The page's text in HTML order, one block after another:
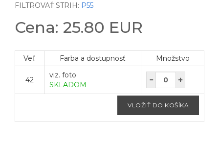
FILTROVAŤ STRIH: P55
Cena: 25.80 EUR
Veľ. Farba a dostupnosť Množstvo
42
viz. foto
SKLADOM